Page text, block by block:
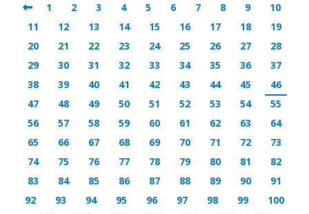
1 2 3 4 5 6 7 8 9
10
11
12 13 14 15 16 17 18
19
20
21 22 23 24 25 26 27
28
29
30 31 32 33 34 35 36
37
38
39 40 41 42 43 44 45
46
47
48 49 50 51 52 53 54
55
56
57 58 59 60 61 62 63
64
65
66 67 68 69 70 71 72
73
74
75 76 77 78 79 80 81
82
83
84 85 86 87 88 89 90
91
92
93 94 95 96 97 98 99
100